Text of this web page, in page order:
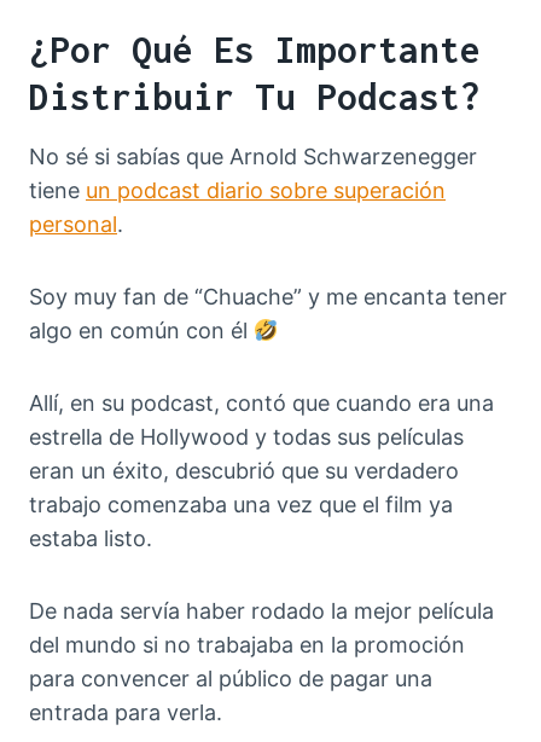
¿Por Qué Es Importante
Distribuir Tu Podcast?
No sé si sabías que Arnold Schwarzenegger
tiene un podcast diario sobre superación
personal.
Soy muy fan de “Chuache” y me encanta tener
algo en común con él
Allí, en su podcast, contó que cuando era una
estrella de Hollywood y todas sus películas
eran un éxito, descubrió que su verdadero
trabajo comenzaba una vez que el film ya
estaba listo.
De nada servía haber rodado la mejor película
del mundo si no trabajaba en la promoción
para convencer al público de pagar una
entrada para verla.